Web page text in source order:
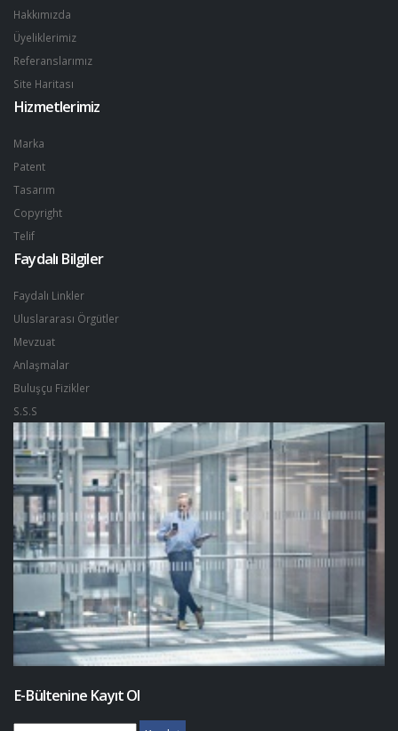
Hakkımızda
Üyeliklerimiz
Referanslarımız
Site Haritası
Hizmetlerimiz
Marka
Patent
Tasarım
Copyright
Telif
Faydalı Bilgiler
Faydalı Linkler
Uluslararası Örgütler
Mevzuat
Anlaşmalar
Buluşçu Fizikler
S.S.S
E-Bültenine Kayıt Ol